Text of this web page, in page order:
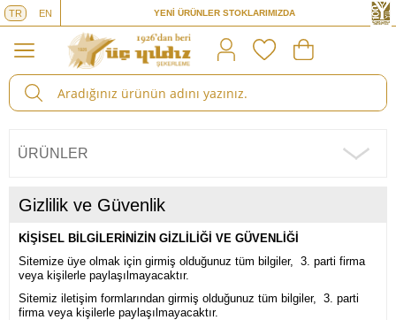
TR EN YENİ ÜRÜNLER STOKLARIMIZDA
2400 TL ve ÜZERİ SİPARİŞLERDE ÜCRETSİZ KARGO
ÜRÜNLER
Gizlilik ve Güvenlik
KİŞİSEL BİLGİLERİNİZİN GİZLİLİĞİ VE GÜVENLİĞİ
Sitemize üye olmak için girmiş olduğunuz tüm bilgiler, 3. parti firma
veya kişilerle paylaşılmayacaktır.
Sitemiz iletişim formlarından girmiş olduğunuz tüm bilgiler, 3. parti
firma veya kişilerle paylaşılmayacaktır.